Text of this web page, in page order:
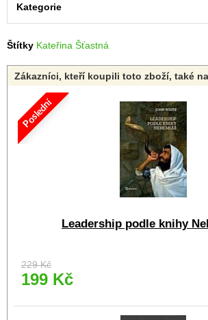
Kategorie
Štítky Kateřina Šťastná
Zákazníci, kteří koupili toto zboží, také
Poslední
Leadership podle knihy
229 Kč
199 Kč